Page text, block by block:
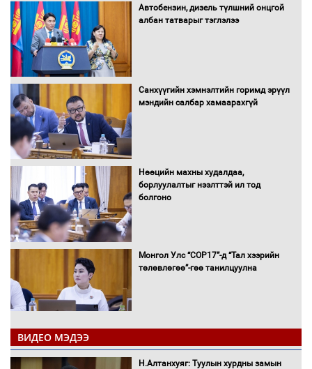
Автобензин, дизель түлшний онцгой
албан татварыг тэглэлээ
Санхүүгийн хэмнэлтийн горимд эрүүл
мэндийн салбар хамаарахгүй
Нөөцийн махны худалдаа,
борлуулалтыг нээлттэй ил тод
болгоно
Монгол Улс “COP17”-д “Тал хээрийн
төлөвлөгөө”-гөө танилцуулна
худалдан авах журмыг баталлаа
ВИДЕО МЭДЭЭ
Н.Алтанхуяг: Туулын хурдны замын